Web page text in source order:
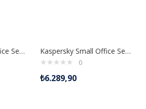
Kaspersky Small Office Security 2 sunucu 15 istemci + 15 Mobil güvenlik 1 yıl Kaspersky Small Office Security 1 sunucu 10 istemci + 10 mobil güvenlik 1 yıl
0
₺6.289,90